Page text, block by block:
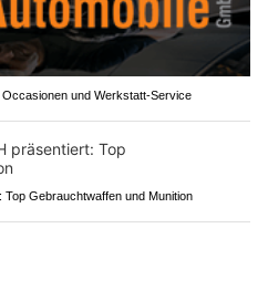
und Werkstatt-Service
Gebrauchtwaffen und Munition